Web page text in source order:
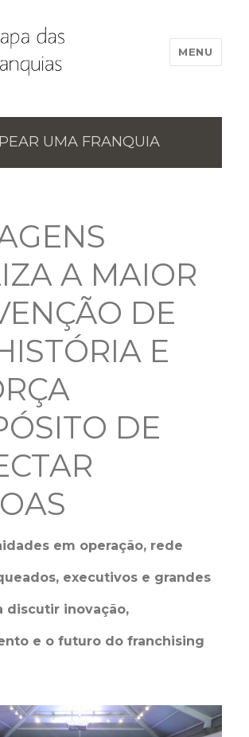
MENU
UMA FRANQUIA
A MAIOR
DE
E
DE
em operação, rede
executivos e grandes
discutir inovação,
e o futuro do franchising